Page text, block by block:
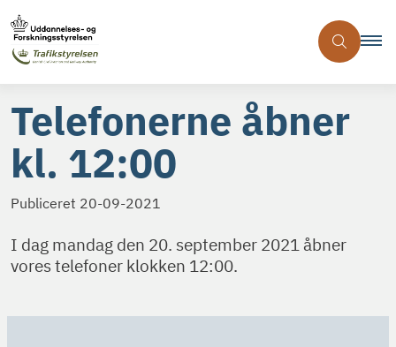
Telefonerne åbner
kl. 12:00
Publiceret 20-09-2021
I dag mandag den 20. september 2021 åbner
vores telefoner klokken 12:00.